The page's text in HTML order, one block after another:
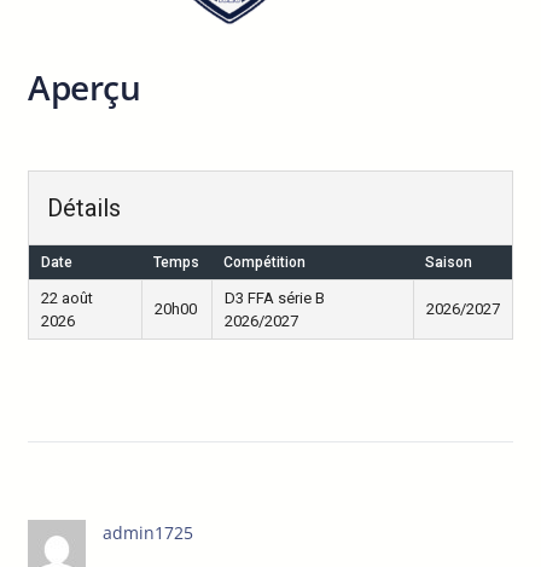
Aperçu
Détails
Date Temps Compétition Saison
22 août
2026
20h00
D3 FFA série B
2026/2027
2026/2027
admin1725